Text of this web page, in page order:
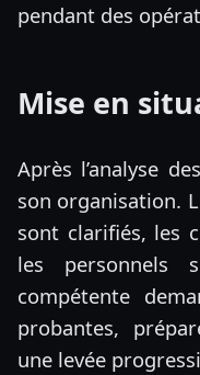
pendant des
Mise en
Après l’analyse
son organisation.
sont clarifiés, les
les personnels
compétente
probantes,
une levée